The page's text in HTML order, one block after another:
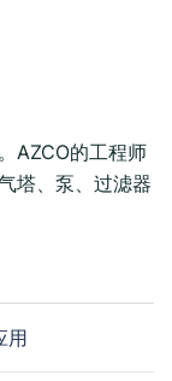
AZCO的工程师
塔、泵、过滤器
用